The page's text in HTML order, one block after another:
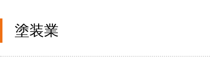
塗装業